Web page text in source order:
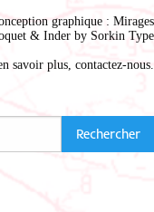
graphique : Mirages
t & Inder by Sorkin Type
savoir plus, contactez-nous